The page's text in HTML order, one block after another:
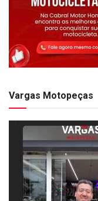
Vargas Motopeças